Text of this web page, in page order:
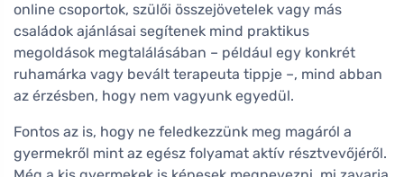
online csoportok, szülői összejövetelek vagy más
családok ajánlásai segítenek mind praktikus
megoldások megtalálásában – például egy konkrét
ruhamárka vagy bevált terapeuta tippje –, mind abban
az érzésben, hogy nem vagyunk egyedül.
Fontos az is, hogy ne feledkezzünk meg magáról a
gyermekről mint az egész folyamat aktív résztvevőjéről.